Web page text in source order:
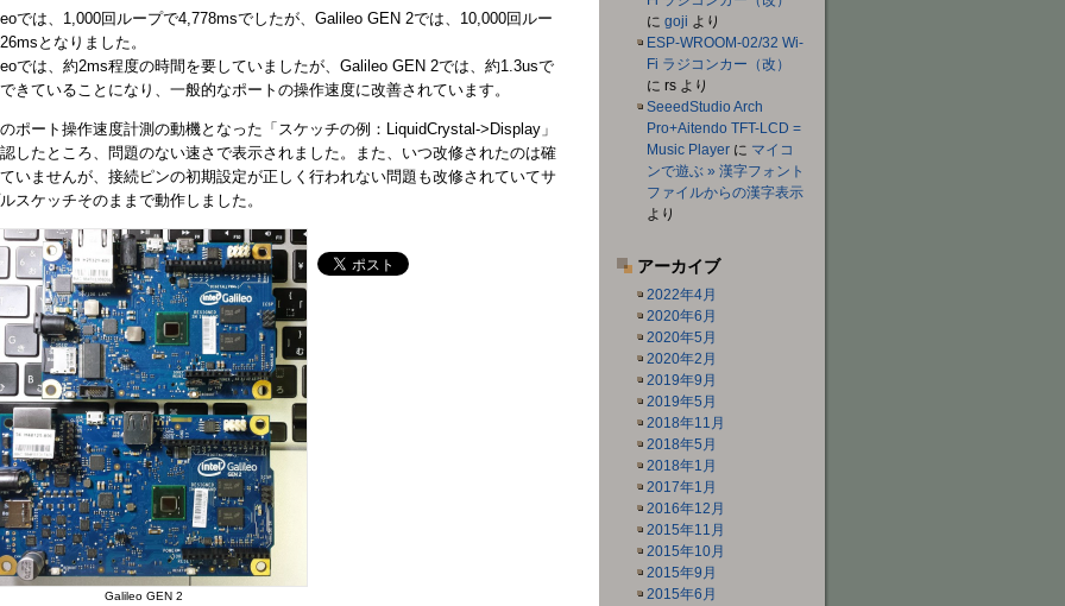
では、1,000回ループで4,778msでしたが、Galileo GEN 2では、10,000回ルー
となりました。
では、約2ms程度の時間を要していましたが、Galileo GEN 2では、約1.3usで
きていることになり、一般的なポートの操作速度に改善されています。
ポート操作速度計測の動機となった「スケッチの例：LiquidCrystal->Display」
したところ、問題のない速さで表示されました。また、いつ改修されたのは確
いませんが、接続ピンの初期設定が正しく行われない問題も改修されていてサ
スケッチそのままで動作しました。
Galileo GEN 2
に goji より
ESP-WROOM-02/32 Wi-
Fi ラジコンカー（改）
に rs より
SeeedStudio Arch
Pro+Aitendo TFT-LCD =
Music Player に マイコ
ンで遊ぶ » 漢字フォント
ファイルからの漢字表示
より
アーカイブ
2022年4月
2020年6月
2020年5月
2020年2月
2019年9月
2019年5月
2018年11月
2018年5月
2018年1月
2017年1月
2016年12月
2015年11月
2015年10月
2015年9月
2015年6月